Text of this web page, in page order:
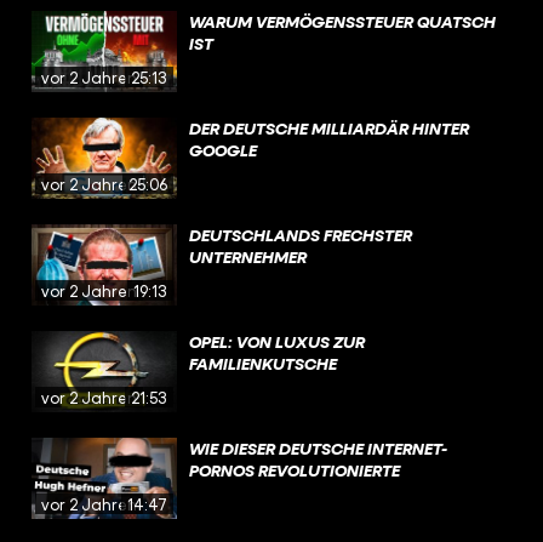
vor 2 Jahren25:13
WARUM VERMÖGENSSTEUER QUATSCH
IST
vor 2 Jahren25:06
DER DEUTSCHE MILLIARDÄR HINTER
GOOGLE
vor 2 Jahren19:13
DEUTSCHLANDS FRECHSTER
UNTERNEHMER
vor 2 Jahren21:53
OPEL: VON LUXUS ZUR
FAMILIENKUTSCHE
vor 2 Jahren14:47
WIE DIESER DEUTSCHE INTERNET-
PORNOS REVOLUTIONIERTE